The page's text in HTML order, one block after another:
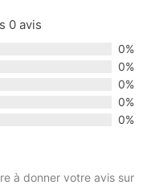
0 avis
0%
0%
0%
0%
0%
à donner votre avis sur